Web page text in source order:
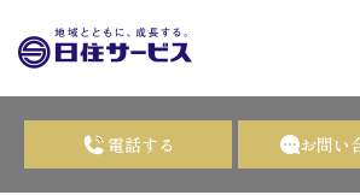
電話する お問い